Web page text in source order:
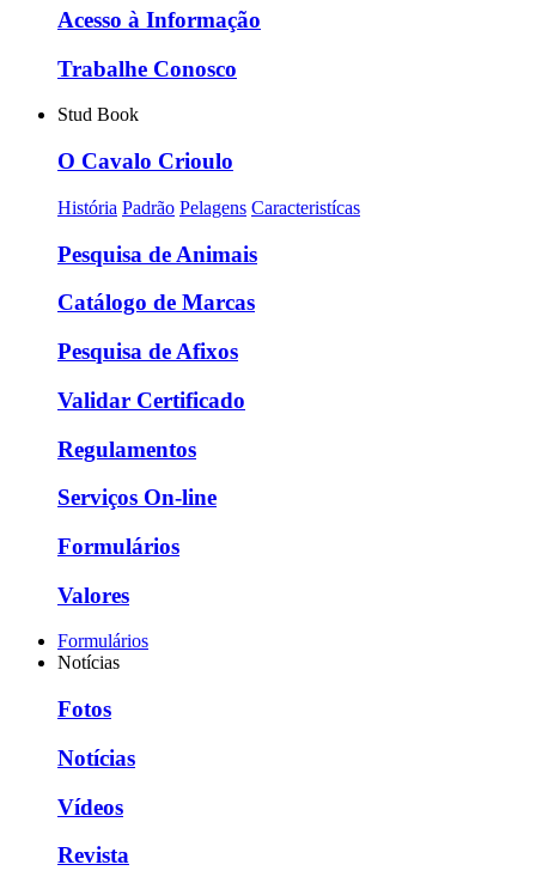
Acesso à Informação
Trabalhe Conosco
Stud Book
O Cavalo Crioulo
História Padrão Pelagens Caracteristícas
Pesquisa de Animais
Catálogo de Marcas
Pesquisa de Afixos
Validar Certificado
Regulamentos
Serviços On-line
Formulários
Valores
Formulários
Notícias
Fotos
Notícias
Vídeos
Revista